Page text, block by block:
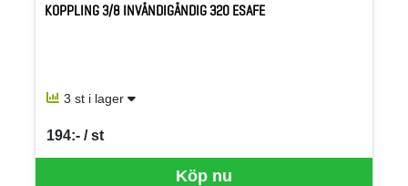
KOPPLING 3/8 INVÄNDIGÄNDIG 320 ESAFE
3 st i lager
Köp nu
194:- / st
SEK per ST